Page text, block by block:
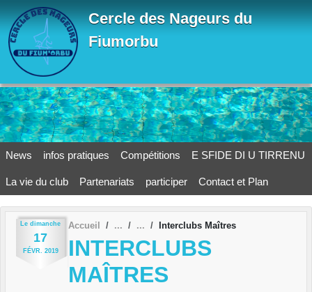
Cercle des Nageurs du
Fiumorbu
News infos pratiques Compétitions E SFIDE DI U TIRRENU
La vie du club Partenariats participer Contact et Plan
Le dimanche
17
FÉVR. 2019
Accueil Interclubs Maîtres
INTERCLUBS
MAÎTRES
Panneau de gestion des cookies